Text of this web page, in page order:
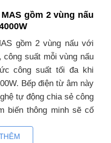
gồm 2 vùng nấu
gồm 2 vùng nấu với
công suất mỗi vùng nấu
công suất tối đa khi
Bếp điện từ âm này
tự động chia sẻ công
biến thông minh sẽ cố
từ thông thường khác.